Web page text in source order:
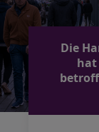
Die
hat